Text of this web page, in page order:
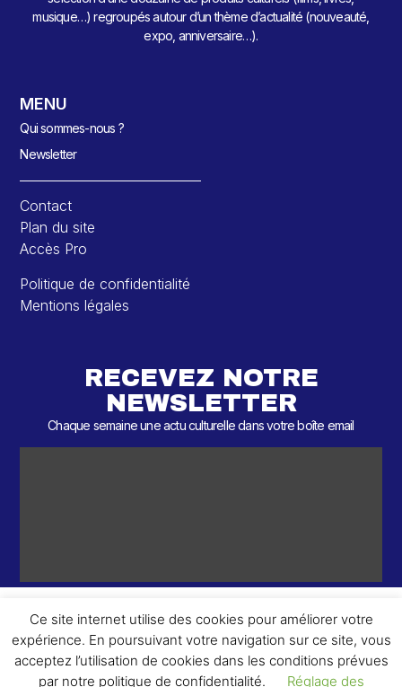
musique…) regroupés autour d’un thème d’actualité (nouveauté,
expo, anniversaire…).
MENU
Qui sommes-nous ?
Newsletter
Contact
Plan du site
Accès Pro
Politique de confidentialité
Mentions légales
RECEVEZ NOTRE
NEWSLETTER
Chaque semaine une actu culturelle dans votre boîte email
© 2026 – 2 ème Round – Tous droits réservés.
Ce site internet utilise des cookies pour améliorer votre
expérience. En poursuivant votre navigation sur ce site, vous
acceptez l’utilisation de cookies dans les conditions prévues
par notre politique de confidentialité.
Réglage des